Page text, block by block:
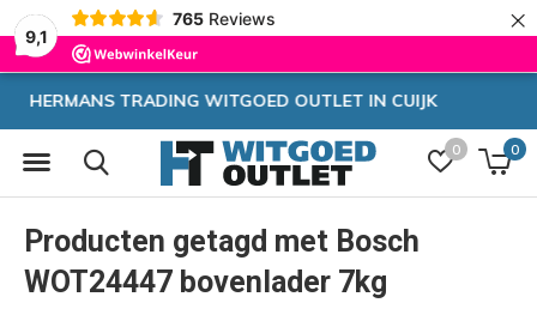
9,1
765 Reviews ×
0 0
Zeer hoge korting
Producten getagd met Bosch
WOT24447 bovenlader 7kg